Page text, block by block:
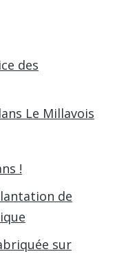
des
Le Millavois
!
de
sur